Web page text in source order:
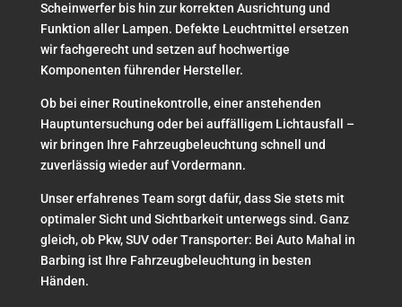
Scheinwerfer bis hin zur korrekten Ausrichtung und
Funktion aller Lampen. Defekte Leuchtmittel ersetzen
wir fachgerecht und setzen auf hochwertige
Komponenten führender Hersteller.
Ob bei einer Routinekontrolle, einer anstehenden
Hauptuntersuchung oder bei auffälligem Lichtausfall –
wir bringen Ihre Fahrzeugbeleuchtung schnell und
zuverlässig wieder auf Vordermann.
Unser erfahrenes Team sorgt dafür, dass Sie stets mit
optimaler Sicht und Sichtbarkeit unterwegs sind. Ganz
gleich, ob Pkw, SUV oder Transporter: Bei Auto Mahal in
Barbing ist Ihre Fahrzeugbeleuchtung in besten
Händen.